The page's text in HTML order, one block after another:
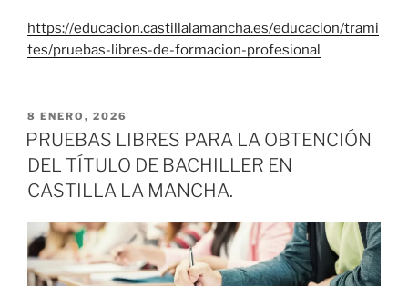
https://educacion.castillalamancha.es/educacion/trami
tes/pruebas-libres-de-formacion-profesional
PUBLICADO
EL
8 ENERO, 2026
PRUEBAS LIBRES PARA LA OBTENCIÓN
DEL TÍTULO DE BACHILLER EN
CASTILLA LA MANCHA.